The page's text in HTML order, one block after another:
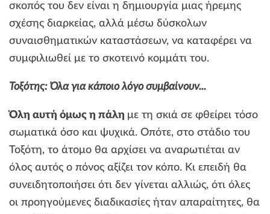
σκοπός του δεν είναι η δημιουργία μιας ήρεμης
σχέσης διαρκείας, αλλά μέσω δύσκολων
συναισθηματικών καταστάσεων, να καταφέρει να
συμφιλιωθεί με το σκοτεινό κομμάτι του.
Τοξότης: Όλα για κάποιο λόγο συμβαίνουν...
Όλη αυτή όμως η πάλη με τη σκιά σε φθείρει τόσο
σωματικά όσο και ψυχικά. Οπότε, στο στάδιο του
Τοξότη, το άτομο θα αρχίσει να αναρωτιέται αν
όλος αυτός ο πόνος αξίζει τον κόπο. Κι επειδή θα
συνειδητοποιήσει ότι δεν γίνεται αλλιώς, ότι όλες
οι προηγούμενες διαδικασίες ήταν απαραίτητες, θα